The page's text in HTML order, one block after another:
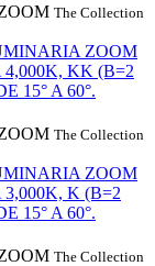
The Collection
ZOOM
4,000K, KK (B=2
15° A 60°.
The Collection
ZOOM
3,000K, K (B=2
15° A 60°.
The Collection